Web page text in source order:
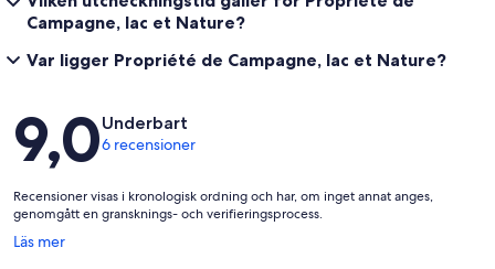
Campagne, lac et Nature?
Var ligger Propriété de Campagne, lac et Nature?
Recensioner
9,0Underbart
6 recensioner
Recensioner visas i kronologisk ordning och har, om inget annat anges,
genomgått en gransknings- och verifieringsprocess.
Läs mer
Öppnas